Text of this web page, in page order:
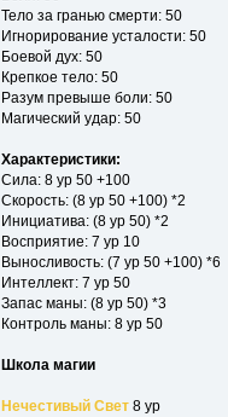
Тело за гранью смерти: 50
Игнорирование усталости: 50
Боевой дух: 50
Крепкое тело: 50
Разум превыше боли: 50
Магический удар: 50
Характеристики:
Сила: 8 ур 50 +100
Скорость: (8 ур 50 +100) *2
Инициатива: (8 ур 50) *2
Восприятие: 7 ур 10
Выносливость: (7 ур 50 +100) *6
Интеллект: 7 ур 50
Запас маны: (8 ур 50) *3
Контроль маны: 8 ур 50
Школа магии
Нечестивый Свет 8 ур